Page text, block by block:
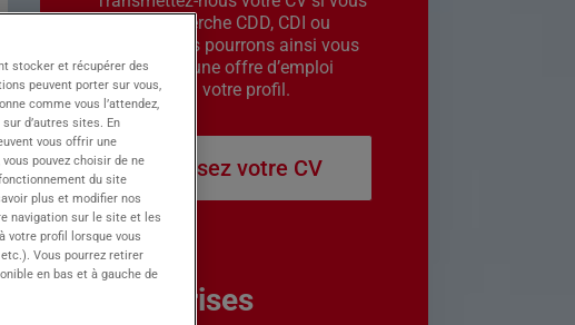
êtes en recherche CDD, CDI ou
intérim. Nous pourrons ainsi vous
contacter si une offre d’emploi
correspond à votre profil.
Déposez votre CV
Entreprises
stocker et récupérer des
peuvent porter sur vous,
comme vous l’attendez,
d’autres sites. En
vous offrir une
pouvez choisir de ne
du site
plus et modifier nos
navigation sur le site et les
votre profil lorsque vous
Vous pourrez retirer
en bas et à gauche de